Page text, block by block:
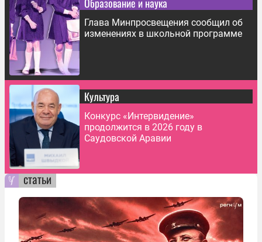
Глава Минпросвещения сообщил об
изменениях в школьной программе
Культура
Конкурс «Интервидение»
продолжится в 2026 году в
Саудовской Аравии
статьи